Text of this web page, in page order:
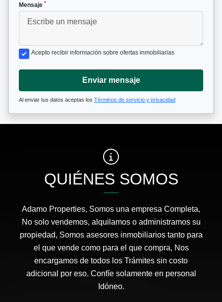
Mensaje *
Acepto recibir información sobre ofertas inmobiliarias
Enviar mensaje
Al enviar tus datos aceptas los Términos de servicio y privacidad
QUIÉNES SOMOS
Adamo Properties, Somos una empresa Completa,
No solo vendemos, alquilamos o administramos su
propiedad, Somos asesores inmobiliarios tanto para
el que vende como para el que compra, Nos
encargamos de todos los Trámites sin costo
adicional por eso. Confíe solamente en personal
Idóneo.